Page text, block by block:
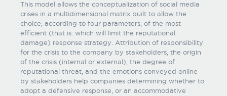
This model allows the conceptualization of social media
crises in a multidimensional matrix built to allow the
choice, according to four parameters, of the most
efficient (that is: which will limit the reputational
damage) response strategy. Attribution of responsibility
for the crisis to the company by stakeholders, the origin
of the crisis (internal or external), the degree of
reputational threat, and the emotions conveyed online
by stakeholders help companies determining whether to
adopt a defensive response, or an accommodative